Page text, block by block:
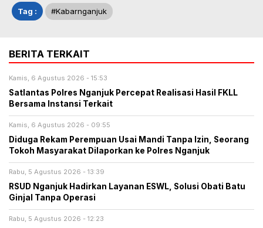
Tag : #kabarnganjuk
BERITA TERKAIT
Kamis, 6 Agustus 2026 - 15:53
Satlantas Polres Nganjuk Percepat Realisasi Hasil FKLL
Bersama Instansi Terkait
Kamis, 6 Agustus 2026 - 09:55
Diduga Rekam Perempuan Usai Mandi Tanpa Izin, Seorang
Tokoh Masyarakat Dilaporkan ke Polres Nganjuk
Rabu, 5 Agustus 2026 - 13:39
RSUD Nganjuk Hadirkan Layanan ESWL, Solusi Obati Batu
Ginjal Tanpa Operasi
Rabu, 5 Agustus 2026 - 12:23